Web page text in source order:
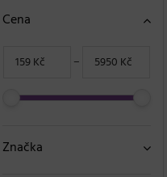
Cena
−
Značka